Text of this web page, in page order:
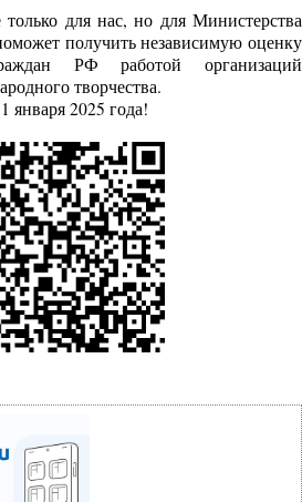
для нас, но для Министерства
получить независимую оценку
РФ работой организаций
творчества.
января 2025 года!